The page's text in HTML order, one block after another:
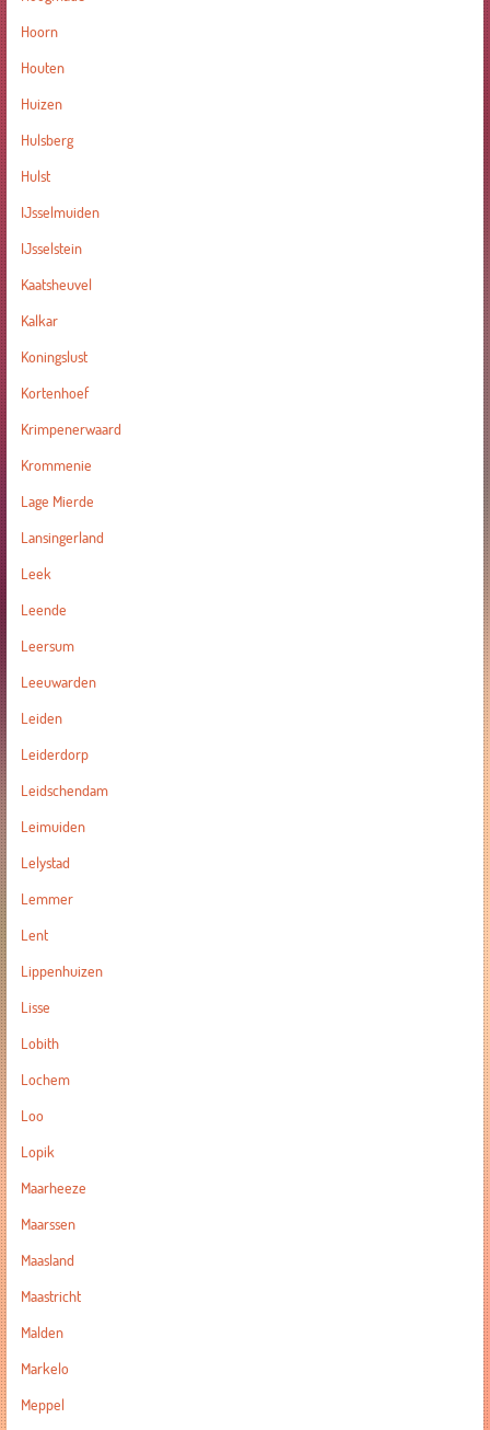
Hoorn
Houten
Huizen
Hulsberg
Hulst
IJsselmuiden
IJsselstein
Kaatsheuvel
Kalkar
Koningslust
Kortenhoef
Krimpenerwaard
Krommenie
Lage Mierde
Lansingerland
Leek
Leende
Leersum
Leeuwarden
Leiden
Leiderdorp
Leidschendam
Leimuiden
Lelystad
Lemmer
Lent
Lippenhuizen
Lisse
Lobith
Lochem
Loo
Lopik
Maarheeze
Maarssen
Maasland
Maastricht
Malden
Markelo
Meppel